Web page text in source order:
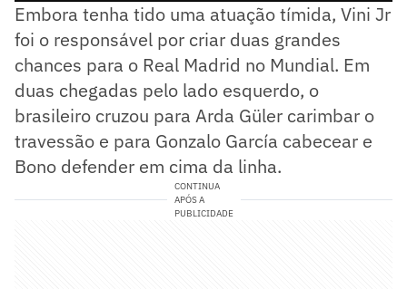
Embora tenha tido uma atuação tímida, Vini Jr
foi o responsável por criar duas grandes
chances para o Real Madrid no Mundial. Em
duas chegadas pelo lado esquerdo, o
brasileiro cruzou para Arda Güler carimbar o
travessão e para Gonzalo García cabecear e
Bono defender em cima da linha.
CONTINUA
APÓS A
PUBLICIDADE